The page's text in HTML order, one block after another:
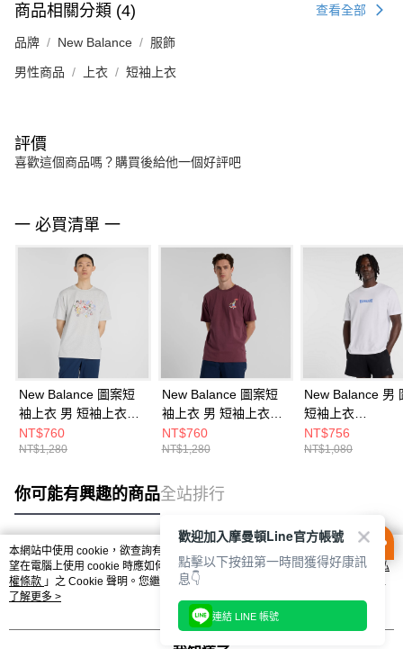
商品相關分類 (4) 查看全部
品牌 New Balance 服飾
男性商品 上衣 短袖上衣
評價
喜歡這個商品嗎？購買後給他一個好評吧
一 必買清單 一
New Balance 圖案短
袖上衣 男 短袖上衣
MT53905AHH-F
NT$760
NT$1,280
New Balance 圖案短
袖上衣 男 短袖上衣
MT51934FDP-F
NT$760
NT$1,280
New Balance 男
短袖上衣
MT61B2STWT-F
NT$756
NT$1,080
你可能有興趣的商品全站排行
熱門標籤
本網站中使用 cookie，欲查詢有關本網站使用 cookie 方式之詳情，及若您不希
望在電腦上使用 cookie 時應如何變更電腦的 cookie 設定，請參閱本網站「
隱私
權條款 」之 Cookie 聲明。您繼續使用本網站即表示您同意本公司得按本網站使
用條款之 Cookie 聲明使用 cookie。
了解更多 >
歡迎加入摩曼頓Line官方帳號
點擊以下按鈕第一時間獲得好康訊
息👇
連結 LINE 帳號